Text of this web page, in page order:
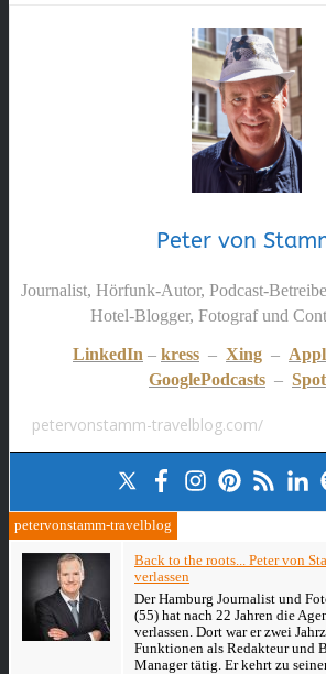
Peter von
Journalist, Hörfunk-Autor, Podcast-
Hotel-Blogger, Fotograf und
LinkedIn – kress – Xing –
GooglePodcasts –
petervonstamm-travelblog.com/
petervonstamm-travelblog
Back to the roots... Peter von
verlassen
Der Hamburg Journalist und
(55) hat nach 22 Jahren die
verlassen. Dort war er zwei
Funktionen als Redakteur und
Manager tätig. Er kehrt zu